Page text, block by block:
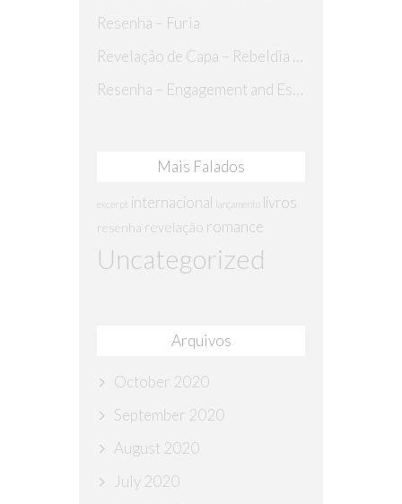
Resenha – Furia
Revelação de Capa – Rebeldia Perdida
Resenha – Engagement and Espionage
Mais Falados
excerpt internacional lançamento livros
resenha revelação romance
Uncategorized
Arquivos
October 2020
September 2020
August 2020
July 2020